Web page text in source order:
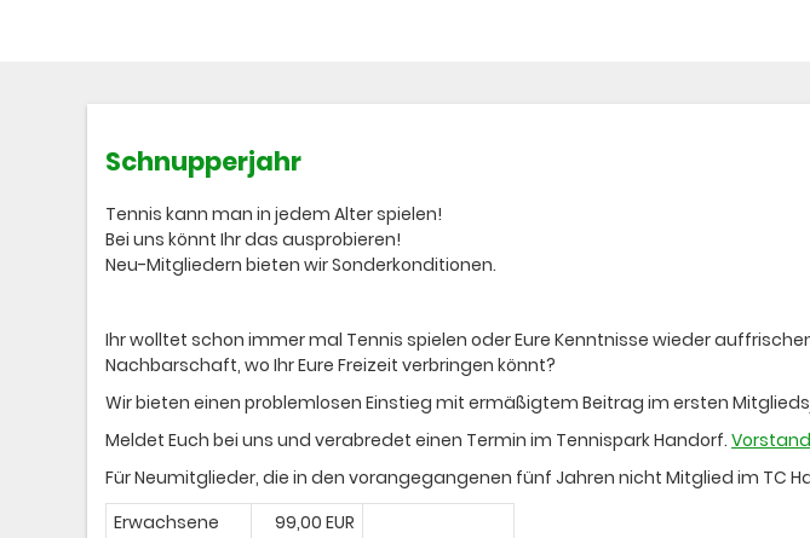
Schnupperjahr
Tennis kann man in jedem Alter spielen!
Bei uns könnt Ihr das ausprobieren!
Neu-Mitgliedern bieten wir Sonderkonditionen.
Ihr wolltet schon immer mal Tennis spielen oder Eure Kenntnisse wieder
Nachbarschaft, wo Ihr Eure Freizeit verbringen könnt?
Wir bieten einen problemlosen Einstieg mit ermäßigtem Beitrag im ersten
Meldet Euch bei uns und verabredet einen Termin im Tennispark Handorf.
Für Neumitglieder, die in den vorangegangenen fünf Jahren nicht Mitglied im TC
Erwachsene
99,00 EUR